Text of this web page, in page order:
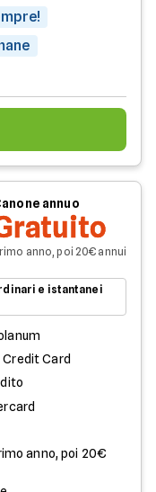
annuo
anno, poi 20€ annui
e istantanei
Card
anno, poi 20€